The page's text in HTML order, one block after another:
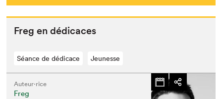
Freg en dédicaces
Séance de dédicace Jeunesse
Auteur·rice
Freg